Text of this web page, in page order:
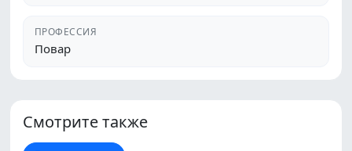
ПРОФЕССИЯ
Повар
Смотрите также